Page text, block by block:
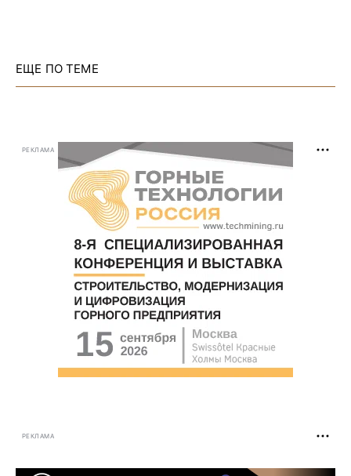
ЕЩЕ ПО ТЕМЕ
РЕКЛАМА
РЕКЛАМА